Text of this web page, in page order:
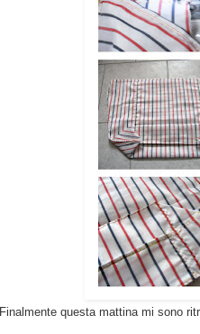
Finalmente questa mattina mi sono